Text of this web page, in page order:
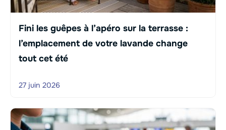
Fini les guêpes à l’apéro sur la terrasse :
l’emplacement de votre lavande change
tout cet été
27 juin 2026